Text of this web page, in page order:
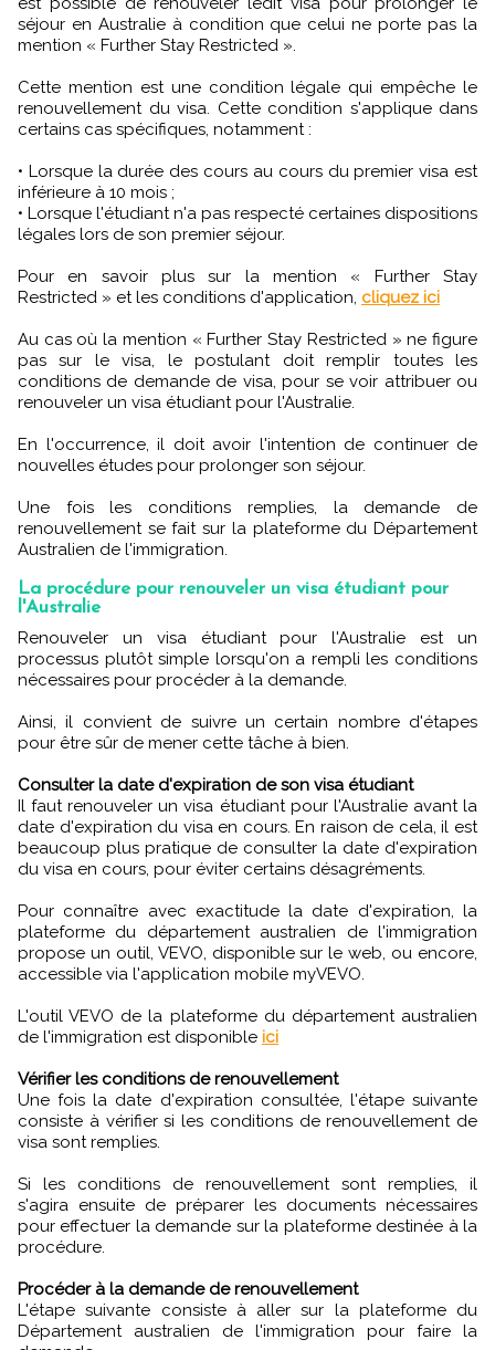
séjour en Australie à condition que celui ne porte pas la
mention « Further Stay Restricted ».
Cette mention est une condition légale qui empêche le
renouvellement du visa. Cette condition s'applique dans
certains cas spécifiques, notamment :
• Lorsque la durée des cours au cours du premier visa est
inférieure à 10 mois ;
• Lorsque l'étudiant n'a pas respecté certaines dispositions
légales lors de son premier séjour.
Pour en savoir plus sur la mention « Further Stay
Restricted » et les conditions d'application, cliquez ici
Au cas où la mention « Further Stay Restricted » ne figure
pas sur le visa, le postulant doit remplir toutes les
conditions de demande de visa, pour se voir attribuer ou
renouveler un visa étudiant pour l'Australie.
En l'occurrence, il doit avoir l'intention de continuer de
nouvelles études pour prolonger son séjour.
Une fois les conditions remplies, la demande de
renouvellement se fait sur la plateforme du Département
Australien de l'immigration.
La procédure pour renouveler un visa étudiant pour
l'Australie
Renouveler un visa étudiant pour l'Australie est un
processus plutôt simple lorsqu'on a rempli les conditions
nécessaires pour procéder à la demande.
Ainsi, il convient de suivre un certain nombre d'étapes
pour être sûr de mener cette tâche à bien.
Consulter la date d'expiration de son visa étudiant
Il faut renouveler un visa étudiant pour l'Australie avant la
date d'expiration du visa en cours. En raison de cela, il est
beaucoup plus pratique de consulter la date d'expiration
du visa en cours, pour éviter certains désagréments.
Pour connaître avec exactitude la date d'expiration, la
plateforme du département australien de l'immigration
propose un outil, VEVO, disponible sur le web, ou encore,
accessible via l'application mobile myVEVO.
L'outil VEVO de la plateforme du département australien
de l'immigration est disponible ici
Vérifier les conditions de renouvellement
Une fois la date d'expiration consultée, l'étape suivante
consiste à vérifier si les conditions de renouvellement de
visa sont remplies.
Si les conditions de renouvellement sont remplies, il
s'agira ensuite de préparer les documents nécessaires
pour effectuer la demande sur la plateforme destinée à la
procédure.
Procéder à la demande de renouvellement
L'étape suivante consiste à aller sur la plateforme du
Département australien de l'immigration pour faire la